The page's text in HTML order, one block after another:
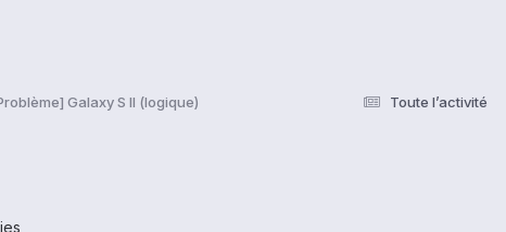
Toute l’activité
Galaxy S II (logique)